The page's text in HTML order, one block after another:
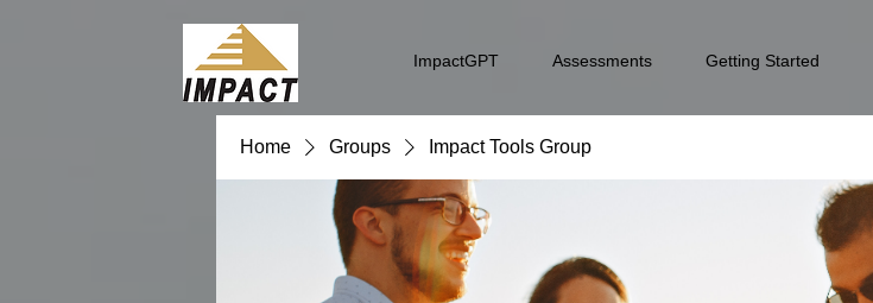
ImpactGPT Assessments Getting Started
Home Groups Impact Tools Group